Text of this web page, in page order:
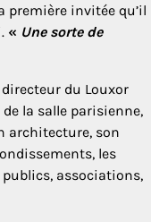
première invitée qu’il
« Une sorte de
du Louxor
la salle parisienne,
architecture, son
les
associations,